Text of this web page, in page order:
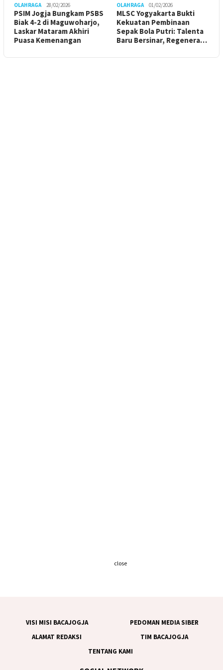
OLAHRAGA 28/02/2026
PSIM Jogja Bungkam PSBS
Biak 4-2 di Maguwoharjo,
Laskar Mataram Akhiri
Puasa Kemenangan
OLAHRAGA 01/02/2026
MLSC Yogyakarta Bukti
Kekuatan Pembinaan
Sepak Bola Putri: Talenta
Baru Bersinar, Regenera…
VISI MISI BACAJOGJA
PEDOMAN MEDIA SIBER
ALAMAT REDAKSI
TIM BACAJOGJA
TENTANG KAMI
close